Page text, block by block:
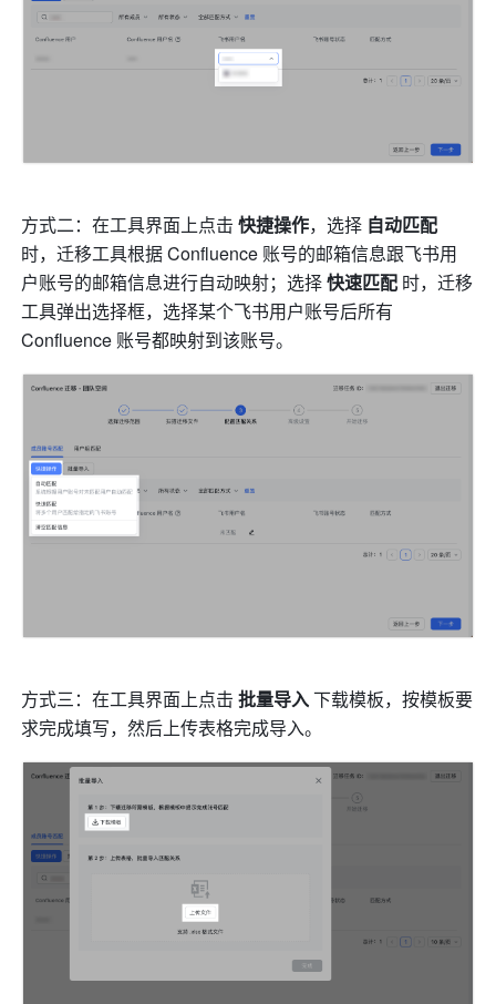
方式二：在工具界面上点击 快捷操作，选择
时，迁移工具根据 Confluence 账号的邮箱信息跟飞书用
户账号的邮箱信息进行自动映射；选择 快速匹配 时，迁移
工具弹出选择框，选择某个飞书用户账号后所有
Confluence 账号都映射到该账号。
方式三：在工具界面上点击 批量导入 下载模板，按模板要
求完成填写，然后上传表格完成导入。